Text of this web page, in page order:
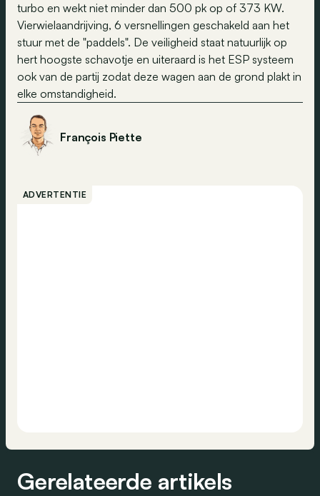
turbo en wekt niet minder dan 500 pk op of 373 KW.
Vierwielaandrijving, 6 versnellingen geschakeld aan het
stuur met de "paddels". De veiligheid staat natuurlijk op
hert hoogste schavotje en uiteraard is het ESP systeem
ook van de partij zodat deze wagen aan de grond plakt in
elke omstandigheid.
François Piette
ADVERTENTIE
Gerelateerde artikels